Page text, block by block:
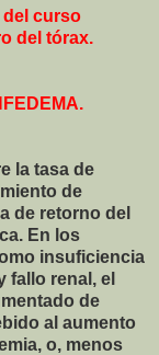
del curso
del tórax.
la tasa de
de
de retorno del
En los
insuficiencia
fallo renal, el
de
al aumento
o, menos